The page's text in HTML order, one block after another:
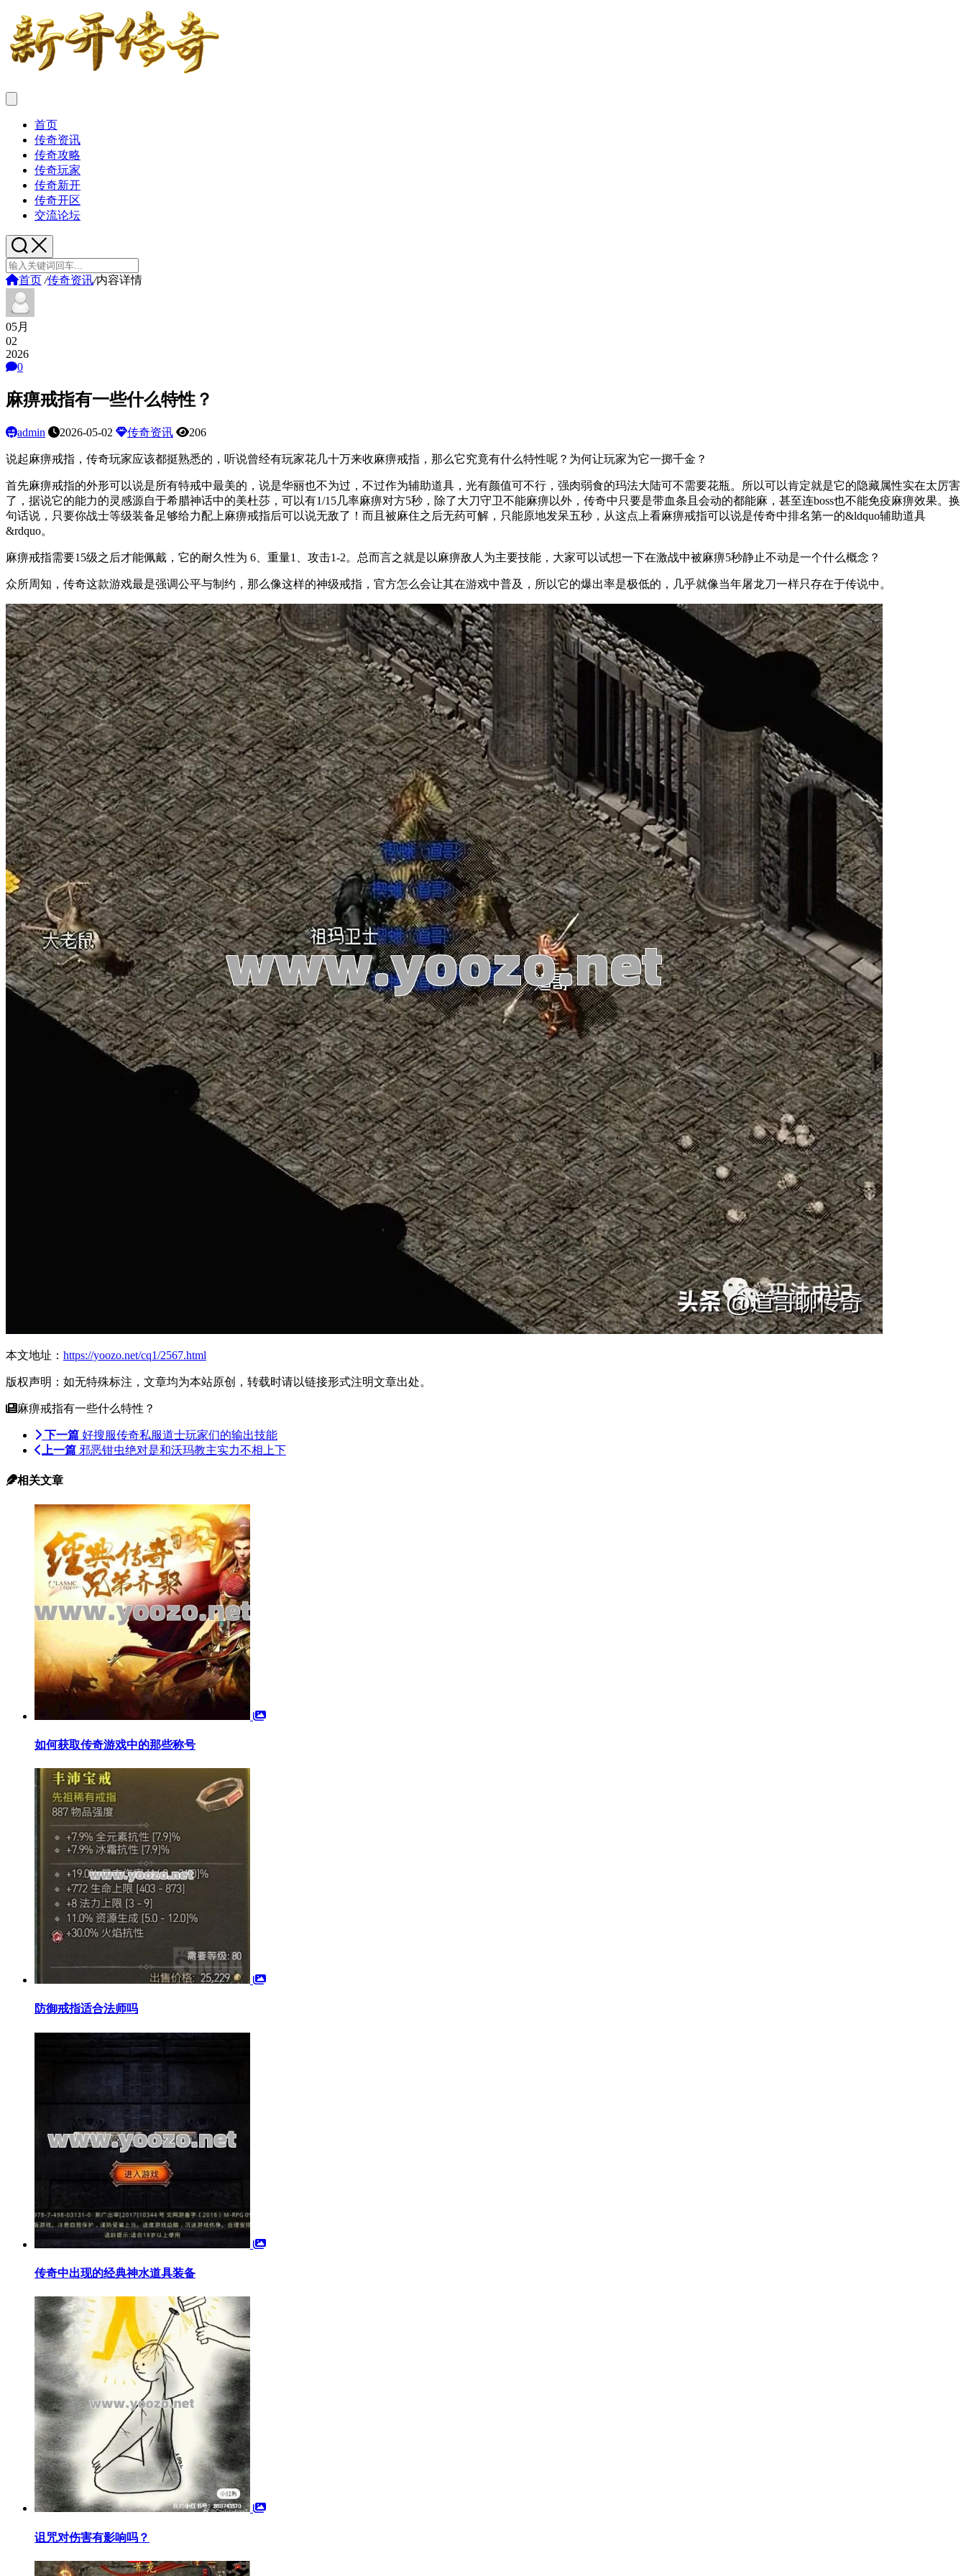
首页
传奇资讯
传奇攻略
传奇玩家
传奇新开
传奇开区
交流论坛
首页 /传奇资讯/内容详情
05月
02
2026
0
麻痹戒指有一些什么特性？
admin 2026-05-02 传奇资讯 206
说起麻痹戒指，传奇玩家应该都挺熟悉的，听说曾经有玩家花几十万来收麻痹戒指，那么它究竟有什么特性呢？为何让玩家为它一掷千金？
首先麻痹戒指的外形可以说是所有特戒中最美的，说是华丽也不为过，不过作为辅助道具，光有颜值可不行，强肉弱食的玛法大陆可不需要花瓶。所以可以肯定就是它的隐藏属性实在太厉害
了，据说它的能力的灵感源自于希腊神话中的美杜莎，可以有1/15几率麻痹对方5秒，除了大刀守卫不能麻痹以外，传奇中只要是带血条且会动的都能麻，甚至连boss也不能免疫麻痹效果。换
句话说，只要你战士等级装备足够给力配上麻痹戒指后可以说无敌了！而且被麻住之后无药可解，只能原地发呆五秒，从这点上看麻痹戒指可以说是传奇中排名第一的&ldquo辅助道具
&rdquo。
麻痹戒指需要15级之后才能佩戴，它的耐久性为 6、重量1、攻击1-2。总而言之就是以麻痹敌人为主要技能，大家可以试想一下在激战中被麻痹5秒静止不动是一个什么概念？
众所周知，传奇这款游戏最是强调公平与制约，那么像这样的神级戒指，官方怎么会让其在游戏中普及，所以它的爆出率是极低的，几乎就像当年屠龙刀一样只存在于传说中。
本文地址： https://yoozo.net/cq1/2567.html
版权声明：如无特殊标注，文章均为本站原创，转载时请以链接形式注明文章出处。
麻痹戒指有一些什么特性？
下一篇 好搜服传奇私服道士玩家们的输出技能
上一篇 邪恶钳虫绝对是和沃玛教主实力不相上下
相关文章
如何获取传奇游戏中的那些称号
防御戒指适合法师吗
传奇中出现的经典神水道具装备
诅咒对伤害有影响吗？